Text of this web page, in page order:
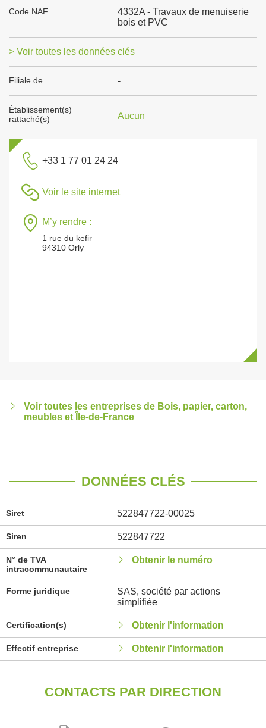
Code NAF
4332A - Travaux de menuiserie
bois et PVC
> Voir toutes les données clés
Filiale de -
Établissement(s)
rattaché(s)
Aucun
+33 1 77 01 24 24
Voir le site internet
M’y rendre :
1 rue du kefir
94310 Orly
Voir toutes les entreprises de Bois, papier, carton,
meubles et Île-de-France
DONNÉES CLÉS
Siret 522847722-00025
Siren 522847722
N° de TVA
intracommunautaire
Obtenir le numéro
Forme juridique
SAS, société par actions
simplifiée
Certification(s) Obtenir l'information
Effectif entreprise Obtenir l'information
CONTACTS PAR DIRECTION